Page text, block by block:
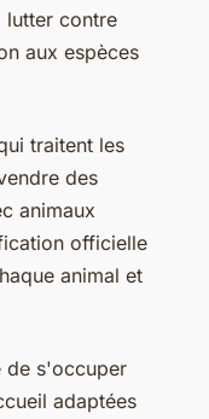
lutter contre
aux espèces
traitent les
des
animaux
officielle
animal et
de s'occuper
adaptées